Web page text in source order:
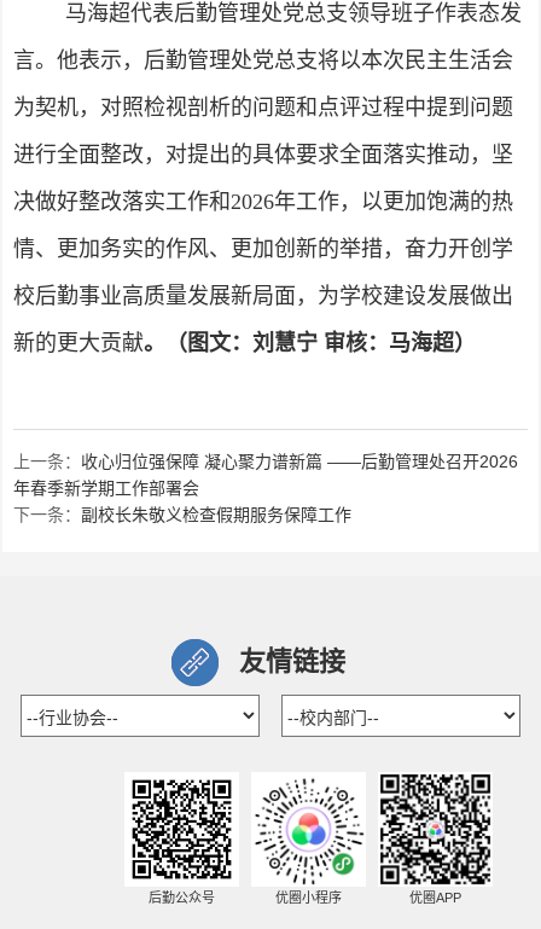
马海超代表后勤管理处党总支领导班子作表态发
言。他表示，后勤管理处党总支将以本次民主生活会
为契机，对照检视剖析的问题和点评过程中提到问题
进行全面整改，对提出的具体要求全面落实推动，坚
决做好整改落实工作和2026年工作，以更加饱满的热
情、更加务实的作风、更加创新的举措，奋力开创学
校后勤事业高质量发展新局面，为学校建设发展做出
新的更大贡献。（图文：刘慧宁 审核：马海超）
上一条： 收心归位强保障 凝心聚力谱新篇 ——后勤管理处召开2026
年春季新学期工作部署会
下一条：副校长朱敬义检查假期服务保障工作
友情链接
优圈APP
优圈小程序
后勤公众号